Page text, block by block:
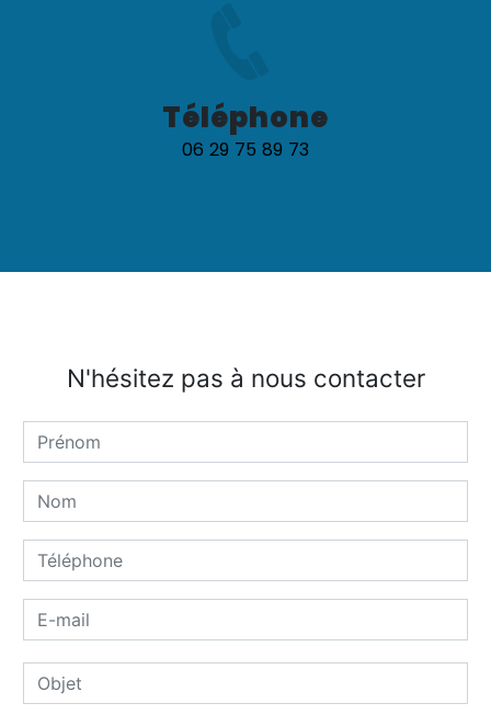
Téléphone
06 29 75 89 73
N'hésitez pas à nous contacter